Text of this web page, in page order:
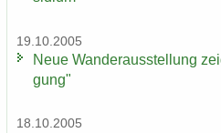
19.10.2005
Neue Wan­der­aus­stel­lung
gung"
18.10.2005